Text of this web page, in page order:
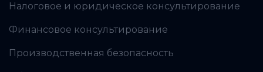
Налоговое и юридическое консультирование
Финансовое консультирование
Производственная безопасность